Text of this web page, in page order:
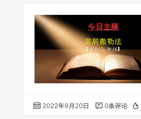
2022年9月20日 0条评论